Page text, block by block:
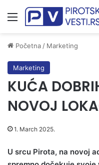
Meni
Početna / Marketing
Marketing
KUĆA
NOVOJ
1. March 2025.
U srcu Pirota, na novoj